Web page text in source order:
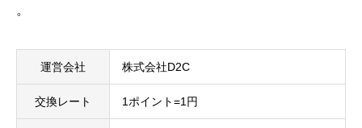
。
運営会社 株式会社D2C
交換レート 1ポイント=1円